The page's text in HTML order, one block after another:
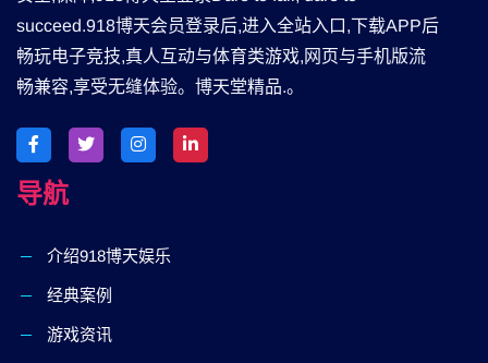
succeed.918博天会员登录后,进入全站入口,下载APP后
畅玩电子竞技,真人互动与体育类游戏,网页与手机版流
畅兼容,享受无缝体验。博天堂精品.。
导航
介绍918博天娱乐
经典案例
游戏资讯